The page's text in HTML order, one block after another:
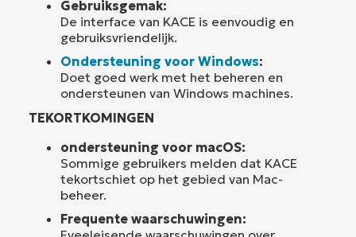
Gebruiksgemak:
De interface van KACE is eenvoudig en
gebruiksvriendelijk.
Ondersteuning voor Windows:
Doet goed werk met het beheren en
ondersteunen van Windows machines.
TEKORTKOMINGEN
ondersteuning voor macOS:
Sommige gebruikers melden dat KACE
tekortschiet op het gebied van Mac-
beheer.
Frequente waarschuwingen: